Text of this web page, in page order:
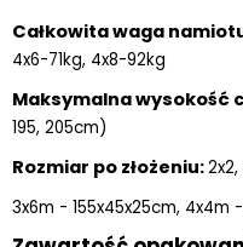
Całkowita waga
4x6-71kg, 4x8-92kg
Maksymalna wysokość
195, 205cm)
Rozmiar po złożeniu:
3x6m - 155x45x25cm, 4x4m -